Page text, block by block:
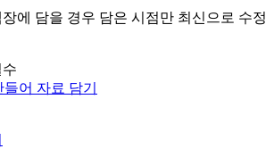
에 담을 경우 담은 시점만 최신으로 수정
어 자료 담기